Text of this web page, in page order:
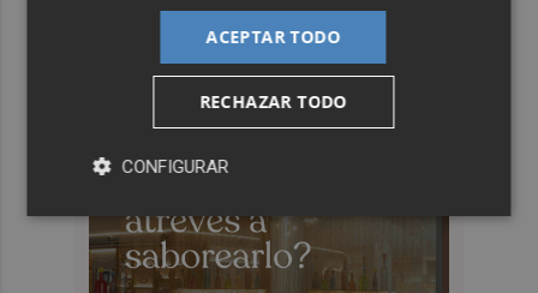
ACEPTAR TODO
RECHAZAR TODO
CONFIGURAR